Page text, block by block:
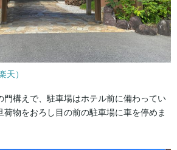
天）
門構えで、駐車場はホテル前に備わってい
荷物をおろし目の前の駐車場に車を停めま